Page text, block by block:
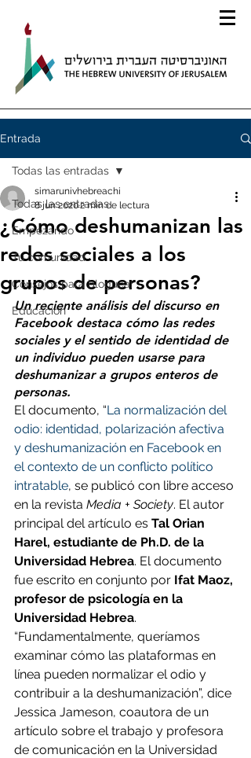
Entrada
Todas las entradas
Empezando
Tu comunidad
Consejos para bloguear
Educación
Todas las entradas
¿Cómo deshumanizan las
redes sociales a los
grupos de personas?
simarunivhebreachi
8 jun 20202 min de lectura
Un reciente análisis del discurso en
Facebook destaca cómo las redes
sociales y el sentido de identidad de
un individuo pueden usarse para
deshumanizar a grupos enteros de
personas.
El documento, “La normalización del
odio: identidad, polarización afectiva
y deshumanización en Facebook en
el contexto de un conflicto político
intratable, se publicó con libre acceso
en la revista Media + Society. El autor
principal del artículo es Tal Orian
Harel, estudiante de Ph.D. de la
Universidad Hebrea. El documento
fue escrito en conjunto por Ifat Maoz,
profesor de psicología en la
Universidad Hebrea.
“Fundamentalmente, queríamos
examinar cómo las plataformas en
línea pueden normalizar el odio y
contribuir a la deshumanización”, dice
Jessica Jameson, coautora de un
artículo sobre el trabajo y profesora
de comunicación en la Universidad